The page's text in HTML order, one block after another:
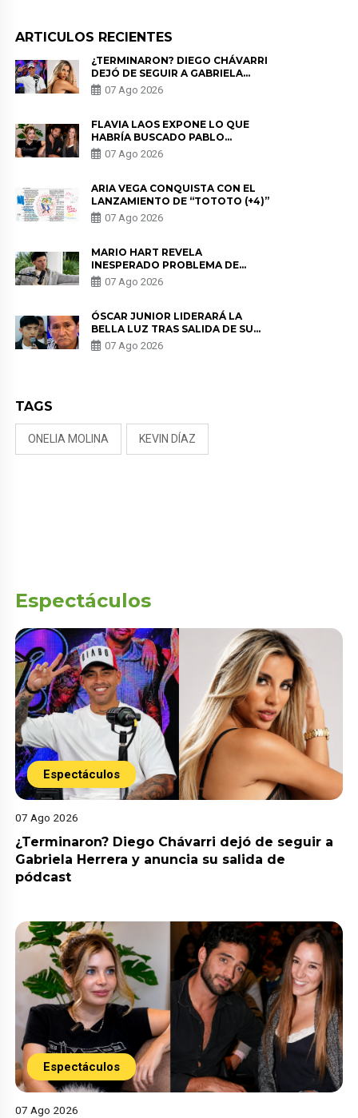
ARTICULOS RECIENTES
¿TERMINARON? DIEGO CHÁVARRI
DEJÓ DE SEGUIR A GABRIELA
HERRERA Y ANUNCIA SU SALIDA
DE PÓDCAST
07 Ago 2026
FLAVIA LAOS EXPONE LO QUE
HABRÍA BUSCADO PABLO
HEREDIA CON ALE FULLER: “UNA
DE LAS PARTES QUERÍA EL
07 Ago 2026
ARIA VEGA CONQUISTA CON EL
LANZAMIENTO DE “TOTOTO (+4)”
07 Ago 2026
MARIO HART REVELA
INESPERADO PROBLEMA DE
SALUD ANTES DE SEPARARSE DE
KORINA: “ME ENCONTRARON UN
07 Ago 2026
ÓSCAR JUNIOR LIDERARÁ LA
BELLA LUZ TRAS SALIDA DE SU
PADRE POR POLÉMICA CON
NALDY SALDAÑA
07 Ago 2026
TAGS
ONELIA MOLINA KEVIN DÍAZ
Espectáculos
Espectáculos
07 Ago 2026
¿Terminaron? Diego Chávarri dejó de seguir a
Gabriela Herrera y anuncia su salida de
pódcast
Espectáculos
07 Ago 2026